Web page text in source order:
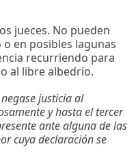
jueces. No pueden
en posibles lagunas
recurriendo para
al libre albedrio.
justicia al
y hasta el tercer
ante alguna de las
cuya declaración se